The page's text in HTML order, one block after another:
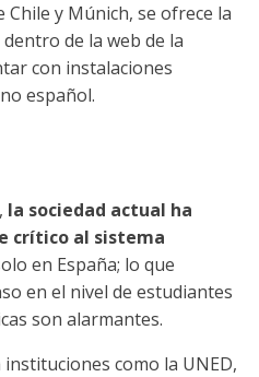
y Múnich, se ofrece la
de la web de la
con instalaciones
español.
la sociedad actual ha
crítico al sistema
en España; lo que
en el nivel de estudiantes
son alarmantes.
como la UNED,